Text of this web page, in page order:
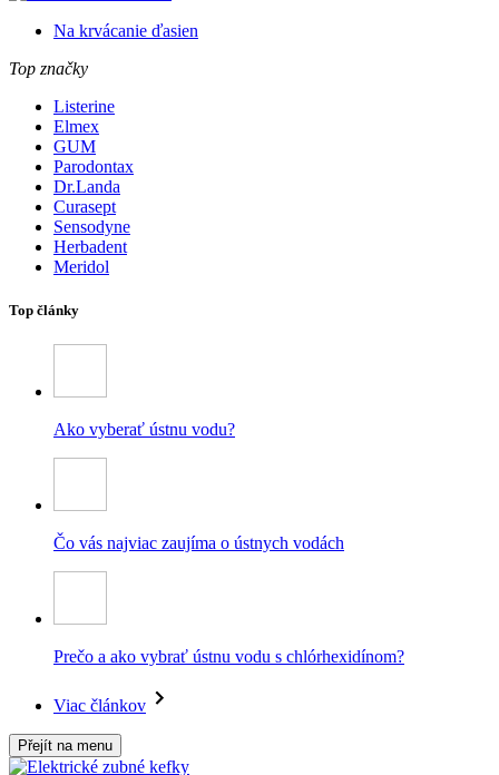
Na krvácanie ďasien
Top značky
Listerine
Elmex
GUM
Parodontax
Dr.Landa
Curasept
Sensodyne
Herbadent
Meridol
Top články
Ako vyberať ústnu vodu?
Čo vás najviac zaujíma o ústnych vodách
Prečo a ako vybrať ústnu vodu s chlórhexidínom?
Viac článkov
Přejít na menu